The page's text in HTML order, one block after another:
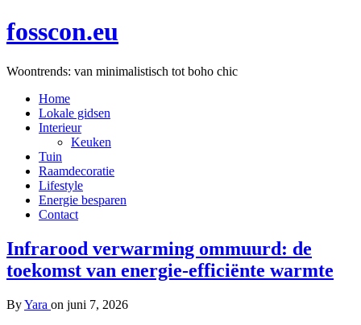
fosscon.eu
Woontrends: van minimalistisch tot boho chic
Home
Lokale gidsen
Interieur
Keuken
Tuin
Raamdecoratie
Lifestyle
Energie besparen
Contact
Infrarood verwarming ommuurd: de
toekomst van energie-efficiënte warmte
ByYara on juni 7, 2026